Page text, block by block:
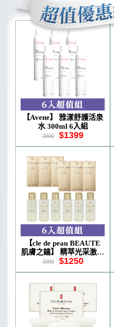
【Avene】 雅漾舒護活泉
水 300ml 6入組
3900 $1399
【cle de peau BEAUTE
肌膚之鑰】 精萃光采激光
晶露 7ml #第二代 6入組
3999 $1250